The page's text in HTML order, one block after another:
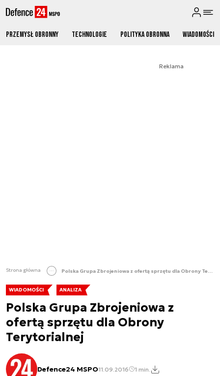
Przemysł obronny Technologie Polityka obronna Wiadomości
Reklama
Strona główna Polska Grupa Zbrojeniowa z ofertą sprzętu dla Obrony Terytorialnej
WIADOMOŚCI ANALIZA
Polska Grupa Zbrojeniowa z
ofertą sprzętu dla Obrony
Terytorialnej
Defence24 MSPO11.09.2016 1 min.